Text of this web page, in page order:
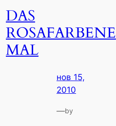
DAS
ROSAFARBENE
MAL
нов 15,
2010
—by